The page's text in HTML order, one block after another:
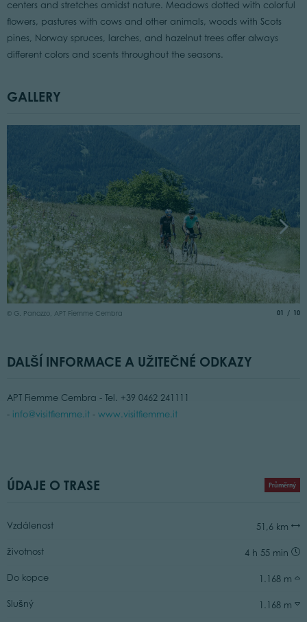
centers and stretches amidst nature. Meadows dotted with colorful
flowers, pastures with cows and other animals, woods with Scots
pines, Norway spruces, larches, and hazelnut trees offer always
different colors and scents throughout the seasons.
GALLERY
© G. Panozzo, APT Fiemme Cembra 01 of
10
DALŠÍ INFORMACE A UŽITEČNÉ ODKAZY
APT Fiemme Cembra - Tel. +39 0462 241111
- info@visitfiemme.it- www.visitfiemme.it
ÚDAJE O TRASE Průměrný
Vzdálenost 51,6 km
životnost 4 h 55 min
Do kopce 1.168 m
Slušný 1.168 m